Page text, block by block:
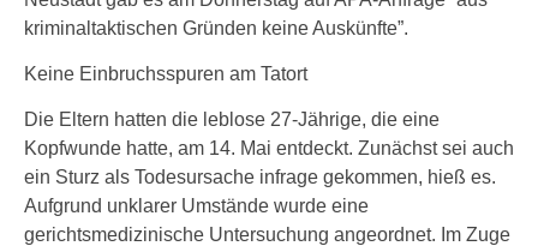
kriminaltaktischen Gründen keine Auskünfte”.
Keine Einbruchsspuren am Tatort
Die Eltern hatten die leblose 27-Jährige, die eine
Kopfwunde hatte, am 14. Mai entdeckt. Zunächst sei auch
ein Sturz als Todesursache infrage gekommen, hieß es.
Aufgrund unklarer Umstände wurde eine
gerichtsmedizinische Untersuchung angeordnet. Im Zuge